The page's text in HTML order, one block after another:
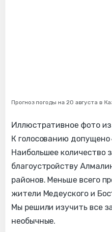
Прогноз погоды на 20 августа в
Иллюстративное фото
К голосованию допущено
Наибольшее количество
благоустройству
районов. Меньше всего
жители Медеуского и
Мы решили изучить все
необычные.